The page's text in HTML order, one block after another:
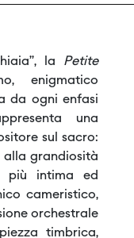
la Petite
enigmatico
da ogni enfasi
una
sul sacro:
alla grandiosità
più intima ed
cameristico,
orchestrale
timbrica,